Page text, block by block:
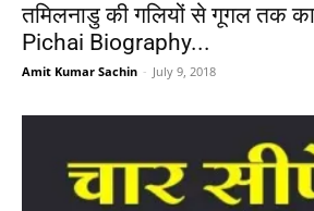
तमिलनाडु की गलियों से गूगल तक
Pichai Biography...
Amit Kumar Sachin - July 9, 2018